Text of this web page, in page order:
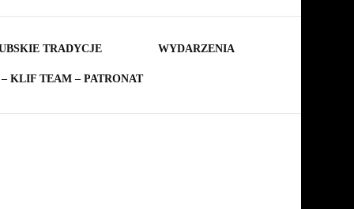
TRADYCJE WYDARZENIA
KLIF TEAM – PATRONAT